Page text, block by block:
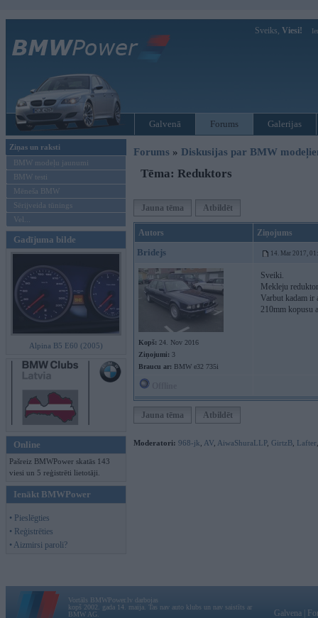
Sveiks, Viesi!
Galvenā Forums Galerijas
Ziņas un raksti
BMW modeļu jaunumi
BMW testi
Mēneša BMW
Sērijveida tūnings
Vel...
Gadījuma bilde
Alpina B5 E60 (2005)
Online
Pašreiz BMWPower skatās 143
viesi un 5 reģistrēti lietotāji.
Ienākt BMWPower
• Pieslēgties
• Reģistrēties
• Aizmirsi paroli?
Forums » Diskusijas par BMW
Tēma: Reduktors
Jauna tēma Atbildēt
Autors Ziņojums
Bridejs 14. Mar 2017,
Kopš: 24. Nov 2016
Ziņojumi: 3
Braucu ar: BMW e32 735i
Sveiki.
Mekleju
Varbut kadam ir
210mm kopusu
Jauna tēma Atbildēt
Moderatori: 968-jk AV AiwaShuraLLP, GirtzB Lafter
Vortāls BMWPower.lv darbojas
kopš 2002. gada 14. maija. Tas nav auto klubs un nav saistīts ar
BMW AG.
Galvena